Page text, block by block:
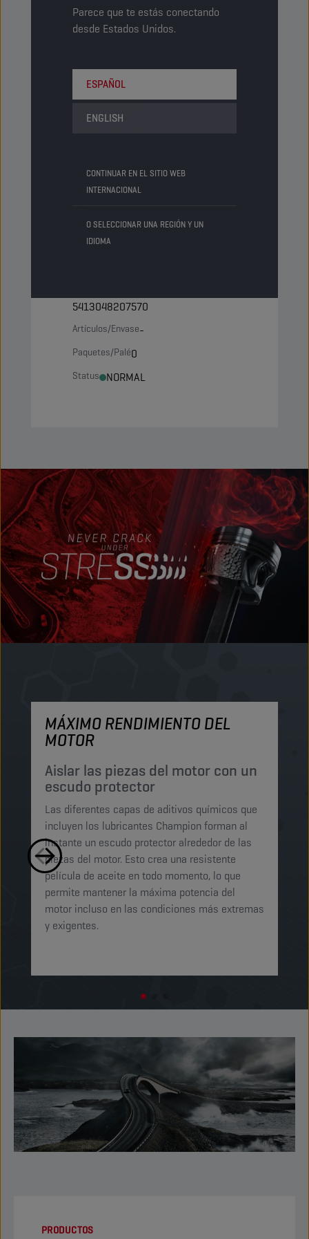
Parece que te estás conectando
desde Estados Unidos.
ESPAÑOL
ENGLISH
CONTINUAR EN EL SITIO WEB
INTERNACIONAL
O SELECCIONAR UNA REGIÓN Y UN
IDIOMA
1000 LT
Código PN8207471
Status NORMAL
Bulk LT
5413048207570
Artículos/Envase-
Paquetes/Palé0
Status NORMAL
MÁXIMO RENDIMIENTO DEL
MOTOR
Aislar las piezas del motor con un
escudo protector
Las diferentes capas de aditivos químicos que
incluyen los lubricantes Champion forman al
instante un escudo protector alrededor de las
piezas del motor. Esto crea una resistente
película de aceite en todo momento, lo que
permite mantener la máxima potencia del
motor incluso en las condiciones más extremas
y exigentes.
PRODUCTOS